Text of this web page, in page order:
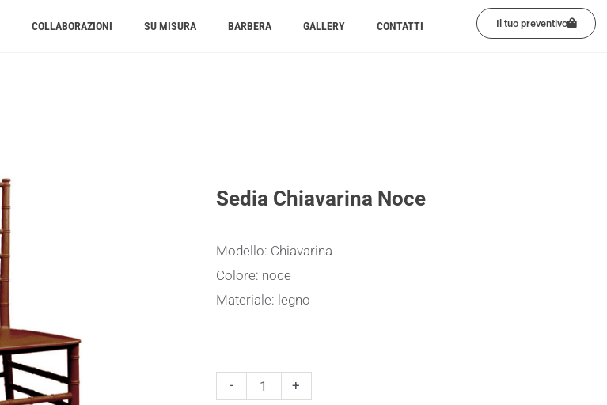
COLLABORAZIONI SU MISURA BARBERA GALLERY CONTATTI Il tuo preventivo
Sedia Chiavarina Noce
Modello: Chiavarina
Colore: noce
Materiale: legno
-
Sedia
+